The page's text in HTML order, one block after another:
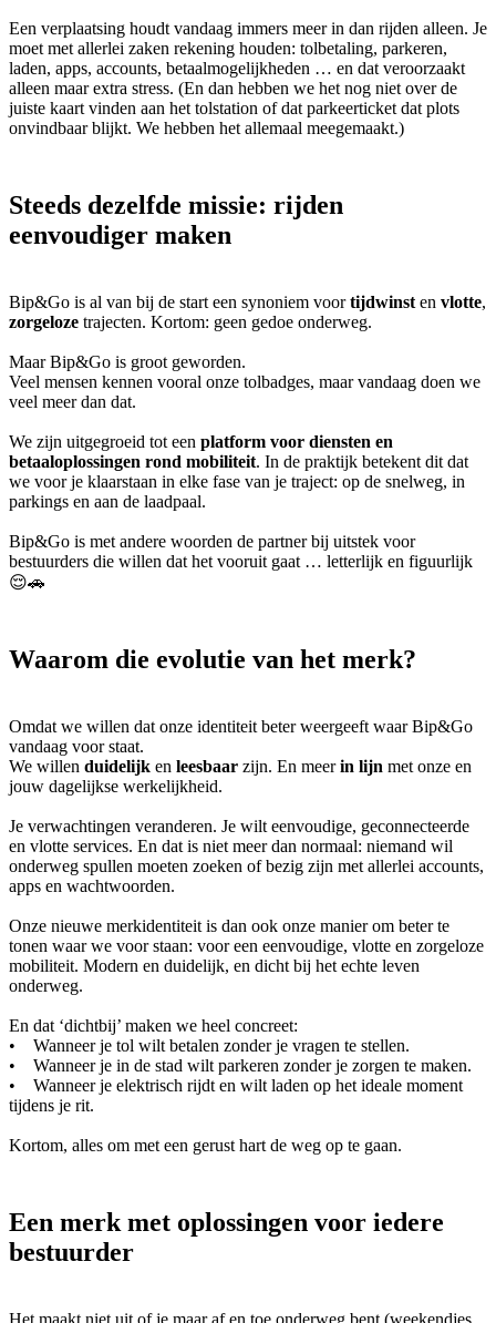
Een verplaatsing houdt vandaag immers meer in dan rijden alleen. Je
moet met allerlei zaken rekening houden: tolbetaling, parkeren,
laden, apps, accounts, betaalmogelijkheden … en dat veroorzaakt
alleen maar extra stress. (En dan hebben we het nog niet over de
juiste kaart vinden aan het tolstation of dat parkeerticket dat plots
onvindbaar blijkt. We hebben het allemaal meegemaakt.)
Steeds dezelfde missie: rijden
eenvoudiger maken
Bip&Go is al van bij de start een synoniem voortijdwinst en vlotte,
zorgeloze trajecten. Kortom: geen gedoe onderweg.
Maar Bip&Go is groot geworden.
Veel mensen kennen vooral onze tolbadges, maar vandaag doen we
veel meer dan dat.
We zijn uitgegroeid tot een platform voor diensten en
betaaloplossingen rond mobiliteit. In de praktijk betekent dit dat
we voor je klaarstaan in elke fase van je traject: op de snelweg, in
parkings en aan de laadpaal.
Bip&Go is met andere woorden de partner bij uitstek voor
bestuurders die willen dat het vooruit gaat … letterlijk en figuurlijk
😌🚗
Waarom die evolutie van het merk?
Omdat we willen dat onze identiteit beter weergeeft waar Bip&Go
vandaag voor staat.
We willen duidelijk en leesbaar zijn. En meerin lijn met onze en
jouw dagelijkse werkelijkheid.
Je verwachtingen veranderen. Je wilt eenvoudige, geconnecteerde
en vlotte services. En dat is niet meer dan normaal: niemand wil
onderweg spullen moeten zoeken of bezig zijn met allerlei accounts,
apps en wachtwoorden.
Onze nieuwe merkidentiteit is dan ook onze manier om beter te
tonen waar we voor staan: voor een eenvoudige, vlotte en zorgeloze
mobiliteit. Modern en duidelijk, en dicht bij het echte leven
onderweg.
En dat ‘dichtbij’ maken we heel concreet:
• Wanneer je tol wilt betalen zonder je vragen te stellen.
• Wanneer je in de stad wilt parkeren zonder je zorgen te maken.
• Wanneer je elektrisch rijdt en wilt laden op het ideale moment
tijdens je rit.
Kortom, alles om met een gerust hart de weg op te gaan.
Een merk met oplossingen voor iedere
bestuurder
Het maakt niet uit of je maar af en toe onderweg bent (weekendjes